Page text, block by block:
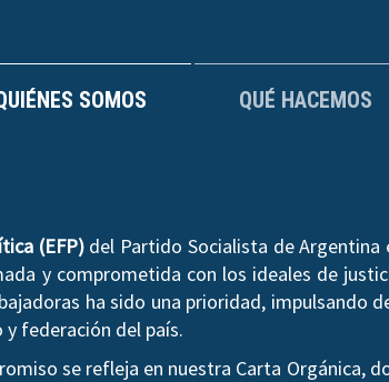
SOMOS QUÉ HACEMOS
(EFP)del Partido Socialista de Argentina
y comprometida con los ideales de
ha sido una prioridad, impulsando
federación del país.
se refleja en nuestra Carta Orgánica,